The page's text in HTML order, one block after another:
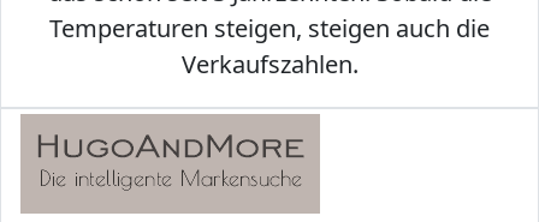
Temperaturen steigen, steigen auch die
Verkaufszahlen.